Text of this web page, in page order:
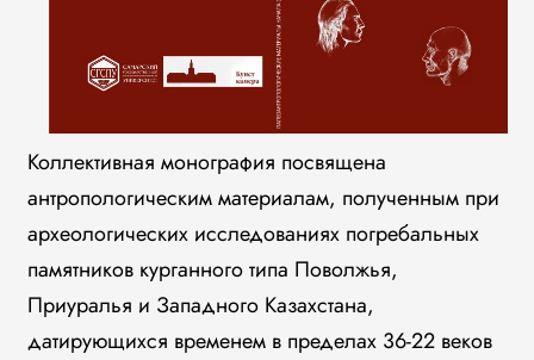
Коллективная монография посвящена
антропологическим материалам, полученным при
археологических исследованиях погребальных
памятников курганного типа Поволжья,
Приуралья и Западного Казахстана,
датирующихся временем в пределах 36-22 веков